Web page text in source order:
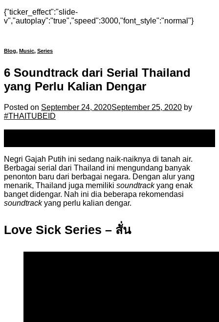
{"ticker_effect":"slide-
v","autoplay":"true","speed":3000,"font_style":"normal"}
Blog, Music, Series
6 Soundtrack dari Serial Thailand
yang Perlu Kalian Dengar
Posted on September 24, 2020September 25, 2020 by
#THAITUBEID
Negri Gajah Putih ini sedang naik-naiknya di tanah air.
Berbagai serial dari Thailand ini mengundang banyak
penonton baru dari berbagai negara. Dengan alur yang
menarik, Thailand juga memiliki soundtrackyang enak
banget didengar. Nah ini dia beberapa rekomendasi
soundtrackyang perlu kalian dengar.
Love Sick Series – สั่น